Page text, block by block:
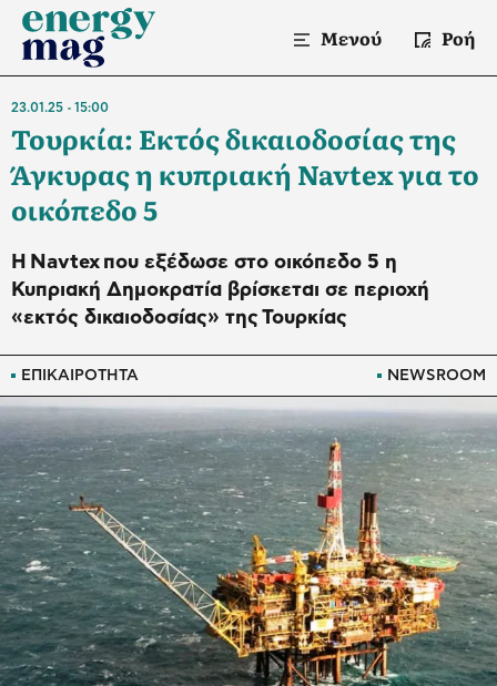
Μενού Ροή
ΕΠΙΚΑΙΡΟΤΗΤΑ NEWSROOM
23.01.25 15:00
Τουρκία: Εκτός δικαιοδοσίας της
Άγκυρας η κυπριακή Navtex για το
οικόπεδο 5
Η Navtex που εξέδωσε στο οικόπεδο 5 η
Κυπριακή Δημοκρατία βρίσκεται σε περιοχή
«εκτός δικαιοδοσίας» της Τουρκίας